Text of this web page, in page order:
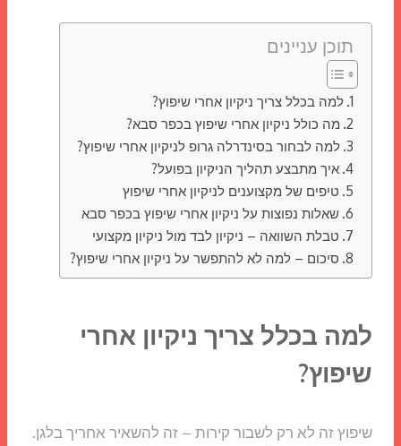
תוכן עניינים
למה בכלל צריך ניקיון אחרי שיפוץ?
מה כולל ניקיון אחרי שיפוץ בכפר סבא?
למה לבחור בסינדרלה גרופ לניקיון אחרי שיפוץ?
איך מתבצע תהליך הניקיון בפועל?
טיפים של מקצוענים לניקיון אחרי שיפוץ
שאלות נפוצות על ניקיון אחרי שיפוץ בכפר סבא
טבלת השוואה – ניקיון לבד מול ניקיון מקצועי
סיכום – למה לא להתפשר על ניקיון אחרי שיפוץ?
למה בכלל צריך ניקיון אחרי
שיפוץ?
שיפוץ זה לא רק לשבור קירות – זה להשאיר אחריך בלגן.